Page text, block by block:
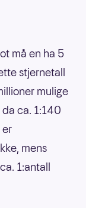
må en ha 5
stjernetall
mulige
ca. 1:140
mens
1:antall